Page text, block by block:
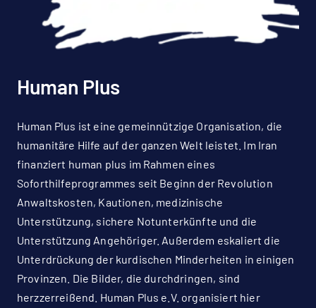
Human Plus
Human Plus ist eine gemeinnützige Organisation, die
humanitäre Hilfe auf der ganzen Welt leistet. Im Iran
finanziert human plus im Rahmen eines
Soforthilfeprogrammes seit Beginn der Revolution
Anwaltskosten, Kautionen, medizinische
Unterstützung, sichere Notunterkünfte und die
Unterstützung Angehöriger. Außerdem eskaliert die
Unterdrückung der kurdischen Minderheiten in einigen
Provinzen. Die Bilder, die durchdringen, sind
herzzerreißend. Human Plus e.V. organisiert hier